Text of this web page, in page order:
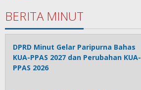
BERITA MINUT
DPRD Minut Gelar Paripurna Bahas
KUA-PPAS 2027 dan Perubahan KUA-
PPAS 2026